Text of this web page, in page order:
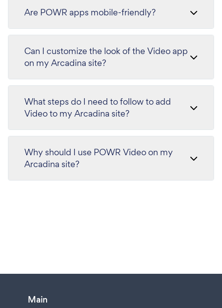
Are POWR apps mobile-friendly?
Can I customize the look of the Video app
on my Arcadina site?
What steps do I need to follow to add
Video to my Arcadina site?
Why should I use POWR Video on my
Arcadina site?
Main